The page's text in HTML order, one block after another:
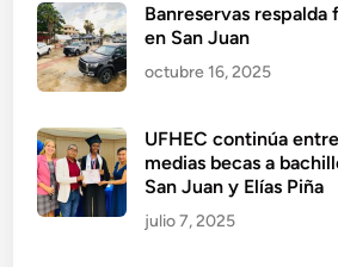
Banreservas
en San Juan
octubre 16, 2025
UFHEC continúa
medias becas a
San Juan y Elías Piña
julio 7, 2025